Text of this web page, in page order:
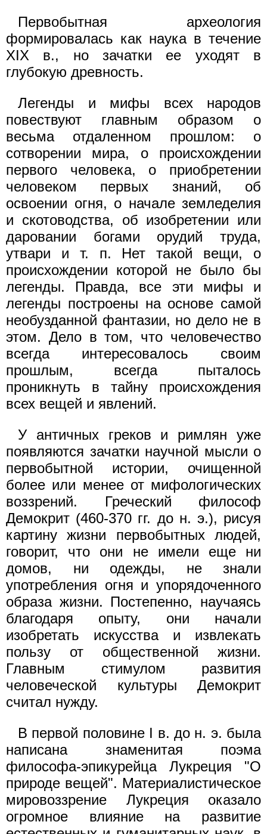
Первобытная археология
формировалась как наука в течение
XIX в., но зачатки ее уходят в
глубокую древность.
Легенды и мифы всех народов
повествуют главным образом о
весьма отдаленном прошлом: о
сотворении мира, о происхождении
первого человека, о приобретении
человеком первых знаний, об
освоении огня, о начале земледелия
и скотоводства, об изобретении или
даровании богами орудий труда,
утвари и т. п. Нет такой вещи, о
происхождении которой не было бы
легенды. Правда, все эти мифы и
легенды построены на основе самой
необузданной фантазии, но дело не в
этом. Дело в том, что человечество
всегда интересовалось своим
прошлым, всегда пыталось
проникнуть в тайну происхождения
всех вещей и явлений.
У античных греков и римлян уже
появляются зачатки научной мысли о
первобытной истории, очищенной
более или менее от мифологических
воззрений. Греческий философ
Демокрит (460-370 гг. до н. э.), рисуя
картину жизни первобытных людей,
говорит, что они не имели еще ни
домов, ни одежды, не знали
употребления огня и упорядоченного
образа жизни. Постепенно, научаясь
благодаря опыту, они начали
изобретать искусства и извлекать
пользу от общественной жизни.
Главным стимулом развития
человеческой культуры Демокрит
считал нужду.
В первой половине I в. до н. э. была
написана знаменитая поэма
философа-эпикурейца Лукреция "О
природе вещей". Материалистическое
мировоззрение Лукреция оказало
огромное влияние на развитие